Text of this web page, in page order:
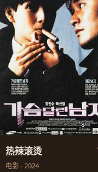
热辣滚烫
电影 · 2024